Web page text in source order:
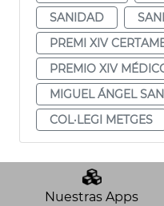
SANIDAD
PREMI XIV
PREMIO XIV
MIGUEL ÁNGEL
COL·LEGI METGES
Nuestras Apps